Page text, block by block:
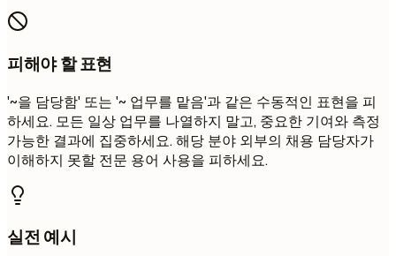
피해야 할 표현
'~을 담당함' 또는 '~ 업무를 맡음'과 같은 수동적인 표현을 피
하세요. 모든 일상 업무를 나열하지 말고, 중요한 기여와 측정
가능한 결과에 집중하세요. 해당 분야 외부의 채용 담당자가
이해하지 못할 전문 용어 사용을 피하세요.
실전 예시